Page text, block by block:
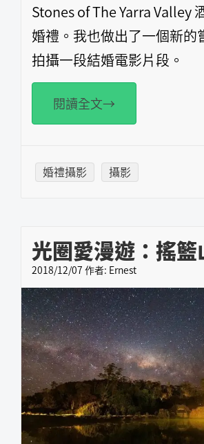
Stones of The Yarra Valley
婚禮。我也做出了一個新的
拍攝一段結婚電影片段。
閱讀全文→
婚禮攝影 攝影
光圈愛漫遊：搖籃
2018/12/07 作者: Ernest